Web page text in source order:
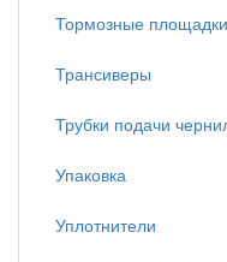
Тормозные площадки
Трансиверы
Трубки подачи
Упаковка
Уплотнители